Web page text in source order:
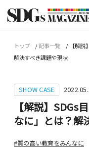
トップ 記事一覧
【解
解決すべき課題や現状
SHOW CASE
【解説】SDGs
なに」とは？解
#質の高い教育をみんなに